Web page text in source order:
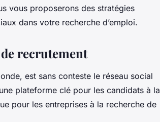
vous proposerons des stratégies
dans votre recherche d’emploi.
recrutement
est sans conteste le réseau social
plateforme clé pour les candidats à la
pour les entreprises à la recherche de